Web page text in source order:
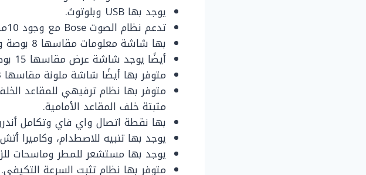
يوجد بها USB وبلوتوث.
تدعم نظام الصوت Bose مع وجود 10مكبرات للصوت.
بها شاشة معلومات مقاسها 8 بوصة وتأتي هذه الشاشة بشكل قياسي من حيث الطراز.
أيضًا يوجد شاشة عرض مقاسها 15 بوصة مما يجعلها متميزة عن منافسيها.
متوفر بها أيضًا شاشة ملونة مقاسها 3*7 بوصة.
مثبتة خلف المقاعد الأمامية.
بها نقطة اتصال واي فاي وتكامل
يوجد بها تنبيه للاصطدام، وكاميرا
يوجد بها مستشعر للمطر وماسحات
متوفر بها نظام تثبت السرعة التكيفي.